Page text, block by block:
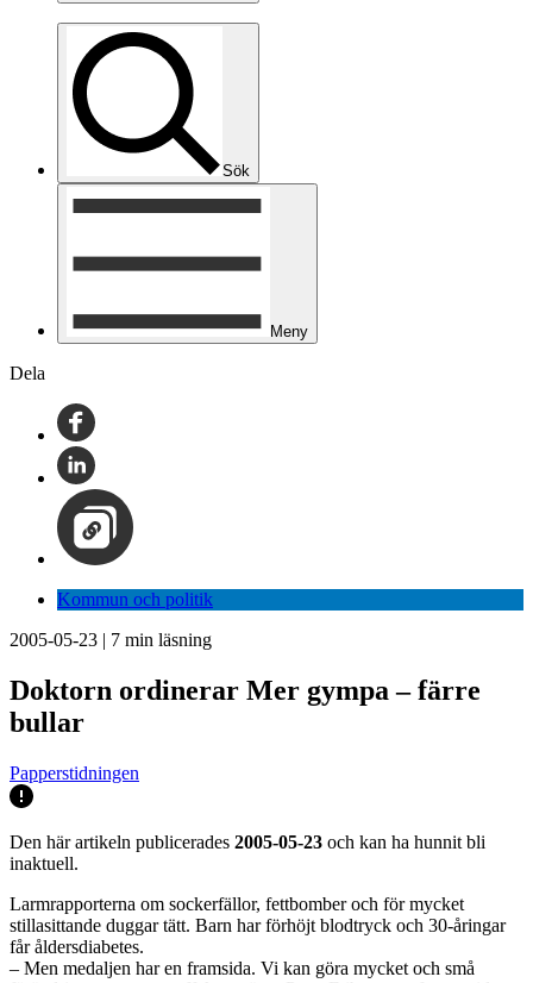
Sök
Meny
Dela
Kommun och politik
2005-05-23 | 7 min läsning
Doktorn ordinerar Mer gympa – färre
bullar
Papperstidningen
Den här artikeln publicerades 2005-05-23 och kan ha hunnit bli
inaktuell.
Larmrapporterna om sockerfällor, fettbomber och för mycket
stillasittande duggar tätt. Barn har förhöjt blodtryck och 30-åringar
får åldersdiabetes.
– Men medaljen har en framsida. Vi kan göra mycket och små